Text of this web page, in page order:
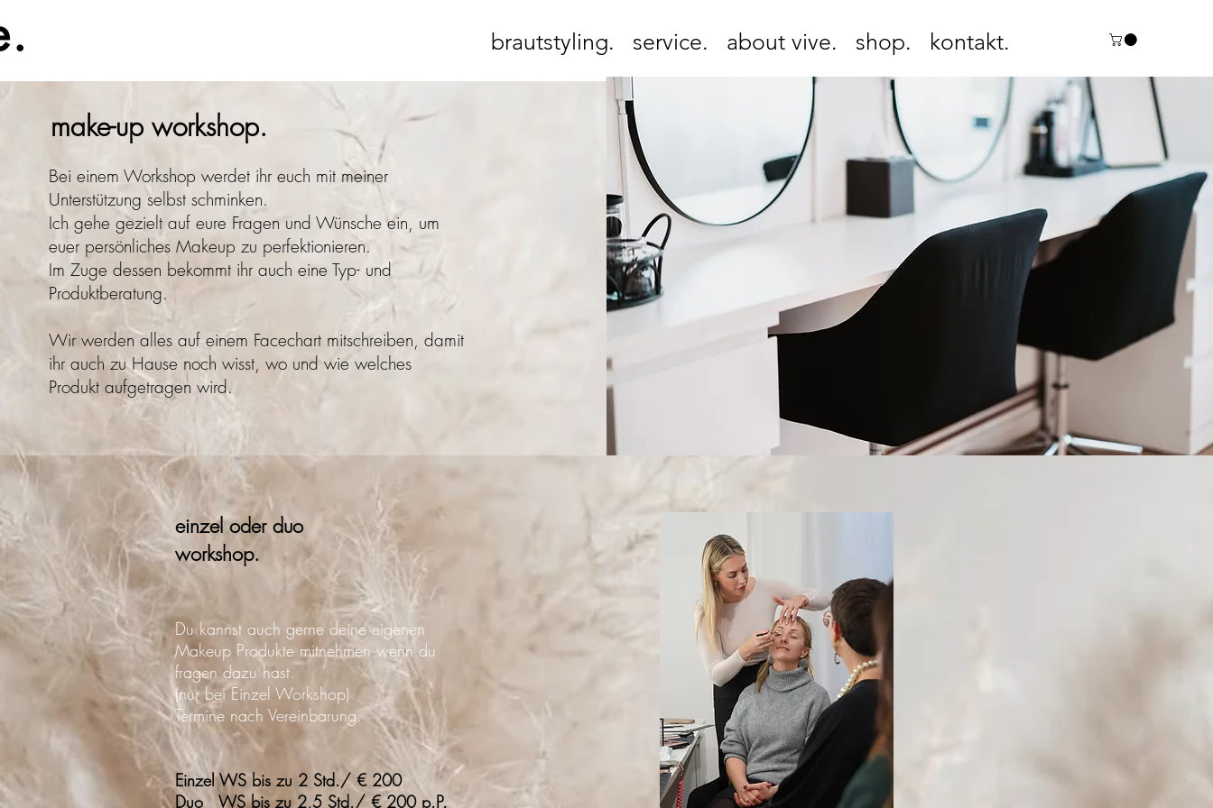
brautstyling. service. about vive. shop. kontakt.
Bei einem Workshop werdet ihr euch mit meiner
Unterstützung selbst schminken.
Ich gehe gezielt auf eure Fragen und Wünsche ein, um
euer persönliches Makeup zu perfektionieren.
Im Zuge dessen bekommt ihr auch eine Typ- und
Produktberatung.
Wir werden alles auf einem Facechart mitschreiben, damit
ihr auch zu Hause noch wisst, wo und wie welches
Produkt aufgetragen wird.
make-up workshop.
einzel oder duo
workshop.
Du kannst auch gerne deine eigenen
Makeup Produkte mitnehmen wenn du
fragen dazu hast.
(nur bei Einzel Workshop)
Termine nach Vereinbarung.
Einzel WS bis zu 2 Std./ € 200
Duo WS bis zu 2,5 Std./ € 200 p.P.